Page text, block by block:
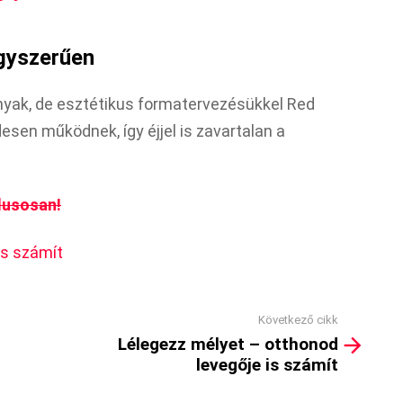
de esztétikus formatervezésükkel Red
működnek, így éjjel is zavartalan a
számít
Következő cikk
Lélegezz mélyet – otthonod
levegője is számít